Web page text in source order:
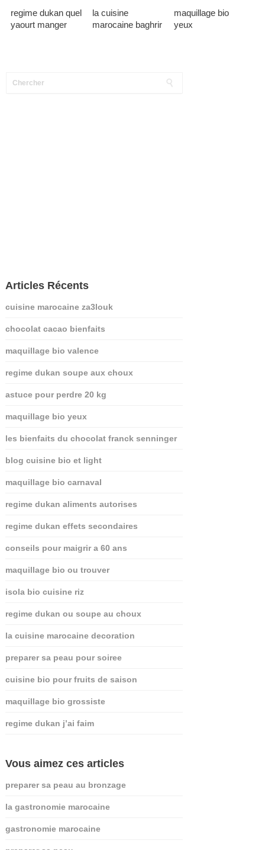
regime dukan quel
yaourt manger
la cuisine
marocaine baghrir
maquillage bio
yeux
Articles Récents
cuisine marocaine za3louk
chocolat cacao bienfaits
maquillage bio valence
regime dukan soupe aux choux
astuce pour perdre 20 kg
maquillage bio yeux
les bienfaits du chocolat franck senninger
blog cuisine bio et light
maquillage bio carnaval
regime dukan aliments autorises
regime dukan effets secondaires
conseils pour maigrir a 60 ans
maquillage bio ou trouver
isola bio cuisine riz
regime dukan ou soupe au choux
la cuisine marocaine decoration
preparer sa peau pour soiree
cuisine bio pour fruits de saison
maquillage bio grossiste
regime dukan j’ai faim
Vous aimez ces articles
preparer sa peau au bronzage
la gastronomie marocaine
gastronomie marocaine